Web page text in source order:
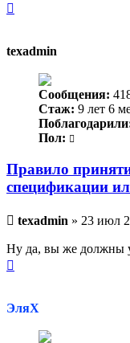
texadmin
Сообщения:
Стаж: 9 лет 6
Пол:
Правило
спецификации
Непрочитанное
texadmin » 23 июл
Ну да, вы же должны
ЭляХ